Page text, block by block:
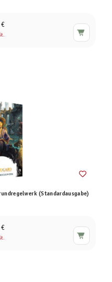
(Standardausgabe)